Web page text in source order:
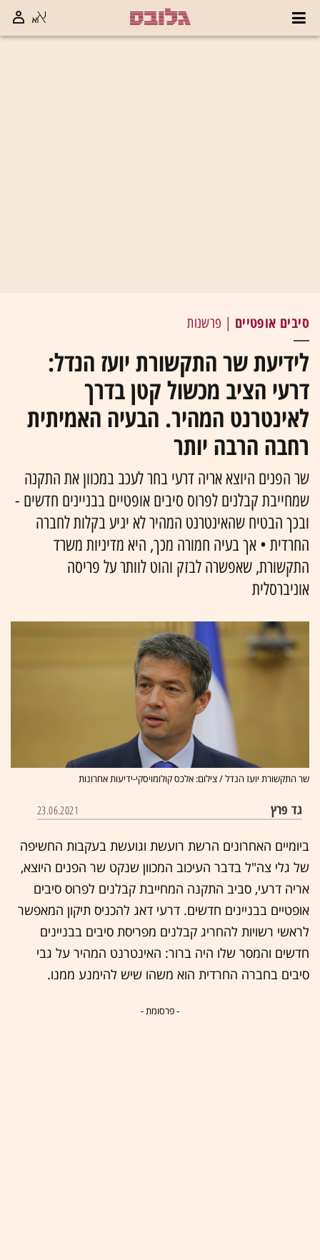
סיבים אופטיים | פרשנות
לידיעת שר התקשורת יועז הנדל:
דרעי הציב מכשול קטן בדרך
לאינטרנט המהיר. הבעיה האמיתית
רחבה הרבה יותר
שר הפנים היוצא אריה דרעי בחר לעכב במכוון את התקנה
שמחייבת קבלנים לפרוס סיבים אופטיים בבניינים חדשים -
ובכך הבטיח שהאינטרנט המהיר לא יגיע בקלות לחברה
החרדית • אך בעיה חמורה מכך, היא מדיניות משרד
התקשורת, שאפשרה לבזק והוט לוותר על פריסה
אוניברסלית
שר התקשורת יועז הנדל / צילום: אלכס קולומויסקי-ידיעות אחרונות
גד פרץ 23.06.2021
ביומיים האחרונים הרשת רועשת וגועשת בעקבות החשיפה
של גלי צה"ל בדבר העיכוב המכוון שנקט שר הפנים היוצא,
אריה דרעי, סביב התקנה המחייבת קבלנים לפרוס סיבים
אופטיים בבניינים חדשים. דרעי דאג להכניס תיקון המאפשר
לראשי רשויות להחריג קבלנים מפריסת סיבים בבניינים
חדשים והמסר שלו היה ברור: האינטרנט המהיר על גבי
סיבים בחברה החרדית הוא משהו שיש להימנע ממנו.
- פרסומת -